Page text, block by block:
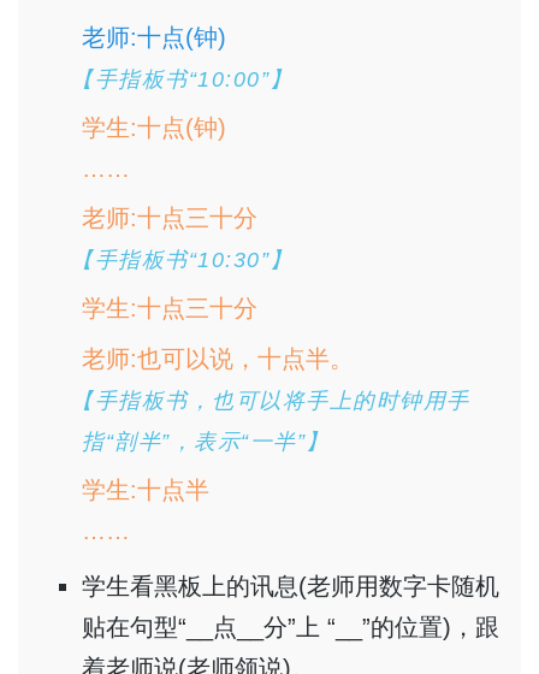
老师:十点(钟)
【手指板书“10:00”】
学生:十点(钟)
……
老师:十点三十分
【手指板书“10:30”】
学生:十点三十分
老师:也可以说，十点半。
【手指板书，也可以将手上的时钟用手
指“剖半”，表示“一半”】
学生:十点半
……
学生看黑板上的讯息(老师用数字卡随机
贴在句型“__点__分”上 “__”的位置)，跟
着老师说(老师领说)。